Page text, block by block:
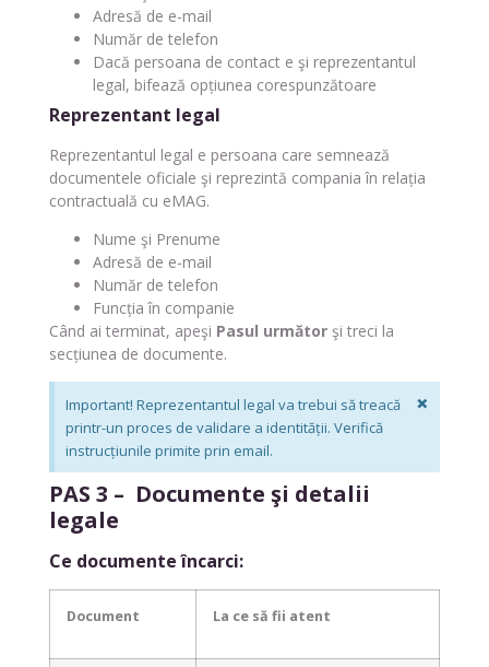
Adresă de e-mail
Număr de telefon
Dacă persoana de contact e şi reprezentantul
legal, bifează opțiunea corespunzătoare
Reprezentant legal
Reprezentantul legal e persoana care semnează
documentele oficiale şi reprezintă compania în relația
contractuală cu eMAG.
Nume şi Prenume
Adresă de e-mail
Număr de telefon
Funcția în companie
Când ai terminat, apeşi Pasul următor şi treci la
secțiunea de documente.
Important! Reprezentantul legal va trebui să treacă
printr-un proces de validare a identității. Verifică
instrucțiunile primite prin email.
×
PAS 3 – Documente şi detalii
legale
Ce documente încarci:
Document La ce să fii atent